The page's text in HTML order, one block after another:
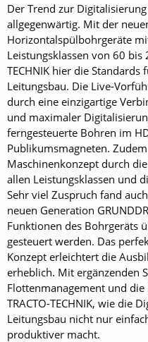
Der Trend zur
allgegenwärtig. Mit der
Horizontalspülbohrgeräte
Leistungsklassen von 60 bis
TECHNIK hier die
Leitungsbau. Die Live-
durch eine einzigartige
und maximaler
ferngesteuerte Bohren im
Publikumsmagneten.
Maschinenkonzept durch
allen Leistungsklassen und
Sehr viel Zuspruch fand
neuen Generation
Funktionen des Bohrgeräts
gesteuert werden. Das
Konzept erleichtert die
erheblich. Mit ergänzenden
Flottenmanagement und
TRACTO-TECHNIK, wie die
Leitungsbau nicht nur
produktiver macht.